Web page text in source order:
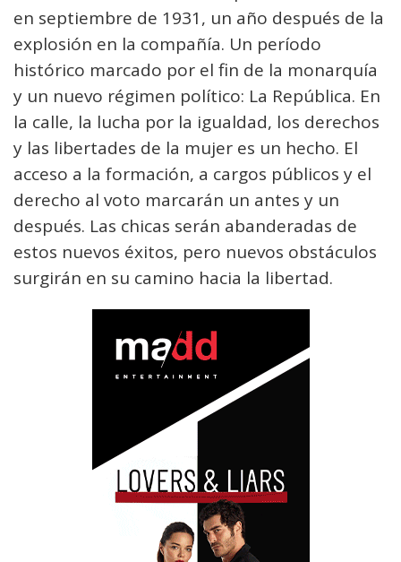
en septiembre de 1931, un año después de la
explosión en la compañía. Un período
histórico marcado por el fin de la monarquía
y un nuevo régimen político: La República. En
la calle, la lucha por la igualdad, los derechos
y las libertades de la mujer es un hecho. El
acceso a la formación, a cargos públicos y el
derecho al voto marcarán un antes y un
después. Las chicas serán abanderadas de
estos nuevos éxitos, pero nuevos obstáculos
surgirán en su camino hacia la libertad.